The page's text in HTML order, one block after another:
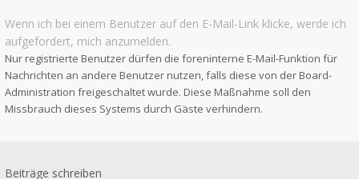
Wenn ich bei einem Benutzer auf den E-Mail-Link klicke, werde ich
aufgefordert, mich anzumelden.
Nur registrierte Benutzer dürfen die foreninterne E-Mail-Funktion für
Nachrichten an andere Benutzer nutzen, falls diese von der Board-
Administration freigeschaltet wurde. Diese Maßnahme soll den
Missbrauch dieses Systems durch Gäste verhindern.
Beiträge schreiben